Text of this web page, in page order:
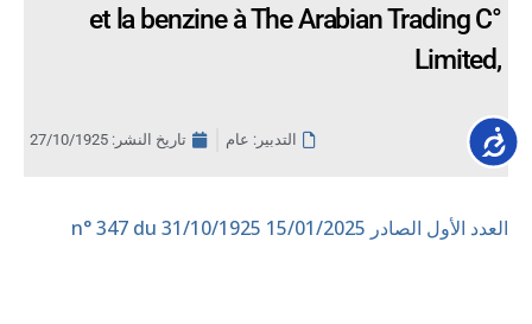
et la benzine à The Arabian Trading C°
Limited,
التدبير: عام تاريخ النشر: 27/10/1925
العدد الأول الصادر 15/01/2025